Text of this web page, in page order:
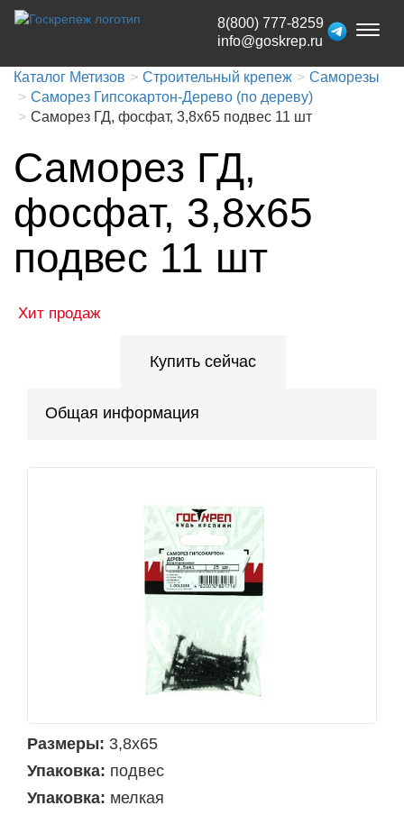
Toggle
8(800) 777-8259
info@goskrep.ru
Каталог Метизов Строительный крепеж
Саморезы
Саморез Гипсокартон-Дерево (по дереву)
Саморез ГД, фосфат, 3,8x65 подвес 11 шт
Саморез ГД,
фосфат, 3,8x65
подвес 11 шт
Хит продаж
Купить сейчас
Общая информация
Размеры: 3,8х65
Упаковка: подвес
Упаковка: мелкая